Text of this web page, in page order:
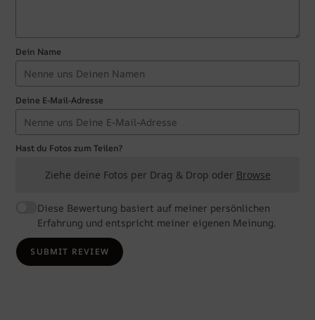
Dein Name
Deine E-Mail-Adresse
Hast du Fotos zum Teilen?
Ziehe deine Fotos per Drag & Drop oder Browse
Diese Bewertung basiert auf meiner persönlichen
Erfahrung und entspricht meiner eigenen Meinung.
SUBMIT REVIEW